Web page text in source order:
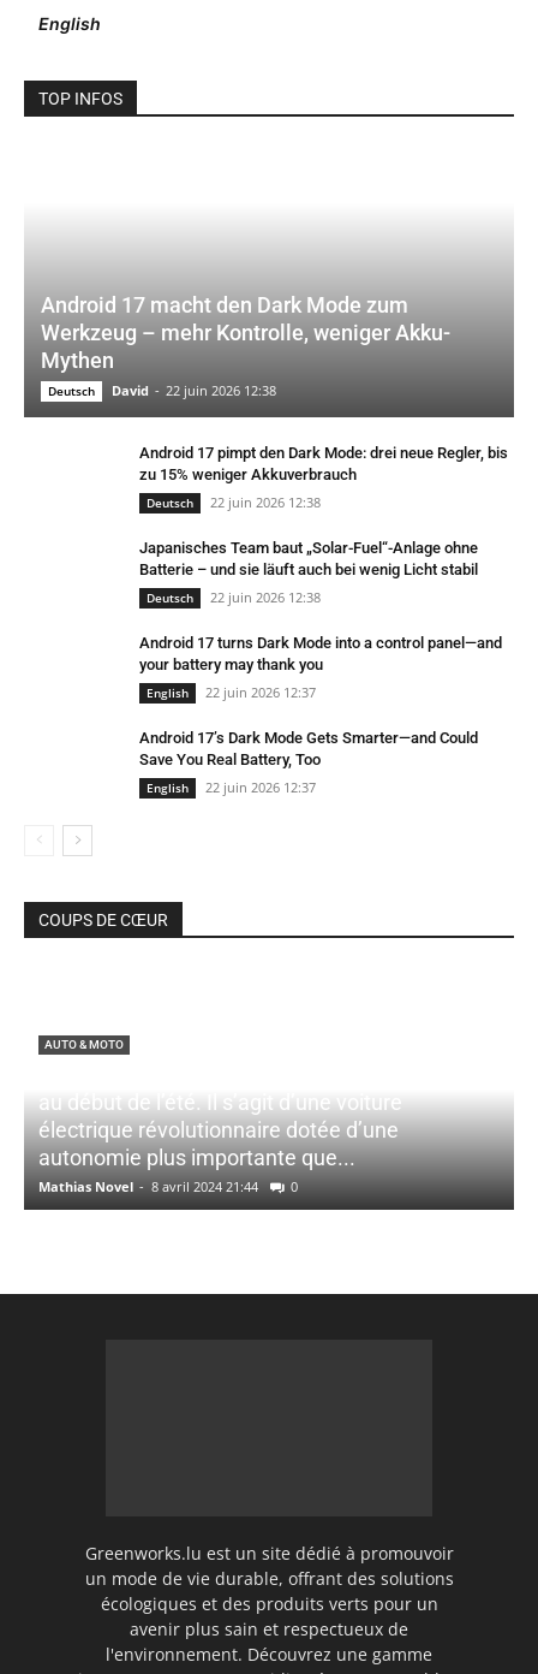
English
TOP INFOS
Android 17 macht den Dark Mode zum
Werkzeug – mehr Kontrolle, weniger Akku-
Mythen
Deutsch David - 22 juin 2026 12:38
Android 17 pimpt den Dark Mode: drei neue Regler, bis
zu 15% weniger Akkuverbrauch
Deutsch 22 juin 2026 12:38
Japanisches Team baut „Solar-Fuel“-Anlage ohne
Batterie – und sie läuft auch bei wenig Licht stabil
Deutsch 22 juin 2026 12:38
Android 17 turns Dark Mode into a control panel—and
your battery may thank you
English 22 juin 2026 12:37
Android 17’s Dark Mode Gets Smarter—and Could
Save You Real Battery, Too
English 22 juin 2026 12:37
COUPS DE CŒUR
AUTO & MOTO
au début de l’été. Il s’agit d’une voiture
électrique révolutionnaire dotée d’une
autonomie plus importante que...
Mathias Novel - 8 avril 2024 21:44 0
Greenworks.lu est un site dédié à promouvoir
un mode de vie durable, offrant des solutions
écologiques et des produits verts pour un
avenir plus sain et respectueux de
l'environnement. Découvrez une gamme